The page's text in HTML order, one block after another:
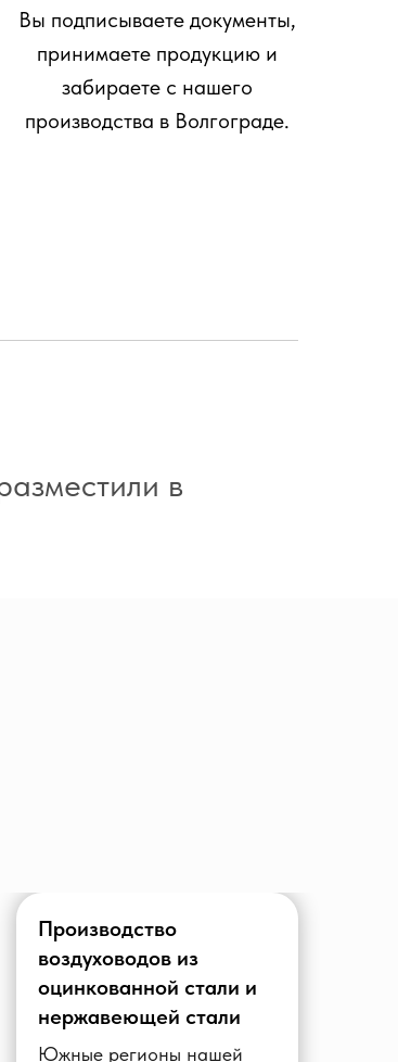
Вы подписываете документы,
принимаете продукцию и
забираете с нашего
производства в Волгограде.
в
Производство
воздуховодов из
оцинкованной стали и
нержавеющей стали
Южные регионы нашей